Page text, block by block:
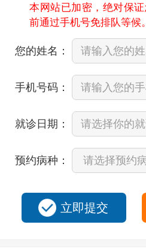
本网站已加密，绝对保
前通过手机号免排队等候。
您的姓名：
手机号码：
就诊日期：
预约病种：
立即提交